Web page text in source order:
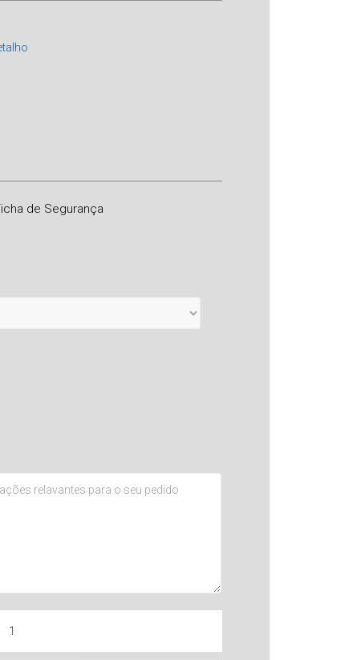
de Segurança